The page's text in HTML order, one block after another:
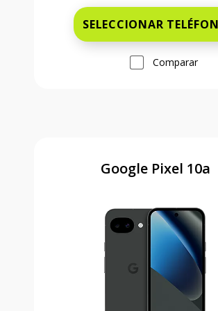
SELECCIONAR
Comparar
Google Pixel 10a